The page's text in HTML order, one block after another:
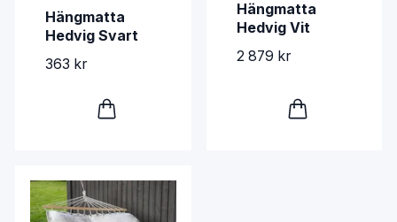
Hängmatta
Hedvig Svart
363 kr
Hängmatta
Hedvig Vit
2 879 kr